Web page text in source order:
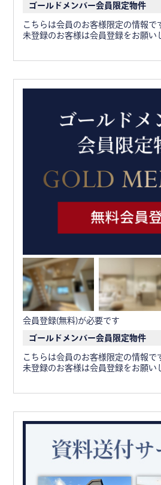
ゴールドメンバー会員限定物件
こちらは会員のお客様限定の情報で
未登録のお客様は会員登録をお願い
会員登録(無料)が必要です
ゴールドメンバー会員限定物件
こちらは会員のお客様限定の情報で
未登録のお客様は会員登録をお願い